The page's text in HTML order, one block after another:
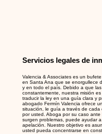
Servicios legales de
Valencia & Associates es un
en Santa Ana que se enorgullece
y en todo el país. Debido a que
constantemente, nuestra misión
traducir la ley en una guía clara y
abogado Fermín Valencia ofrece
situación, le guía a través de cada
por usted. Aboga por su caso
surgen problemas, puede ayudar
apelación. Nuestro objetivo es
usted pueda concentrarse en